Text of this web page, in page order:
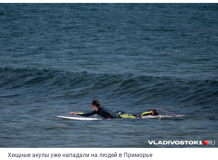
Хищные акулы уже нападали на людей в Приморье